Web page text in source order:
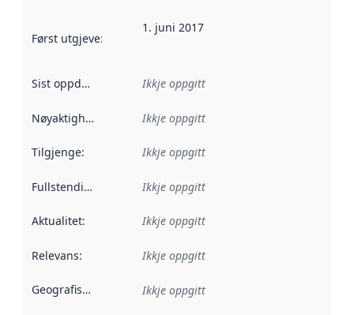
Først utgjeve: Denne datoen seier når dataa i dette
1. juni 2017
Sist oppdatert Ikkje oppgitt
Nøyaktigheit Ikkje oppgitt
Tilgjenge: Ikkje oppgitt
Fullstendigheit Ikkje oppgitt
Aktualitet: Ikkje oppgitt
Relevans: Ikkje oppgitt
Geografisk område Ikkje oppgitt